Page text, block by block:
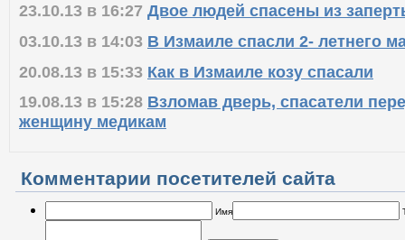
23.10.13 в 16:27 Двое людей спасены из
03.10.13 в 14:03 В Измаиле спасли 2- летнего
20.08.13 в 15:33 Как в Измаиле козу спасали
19.08.13 в 15:28 Взломав дверь, спасатели
женщину медикам
Комментарии посетителей сайта
Имя